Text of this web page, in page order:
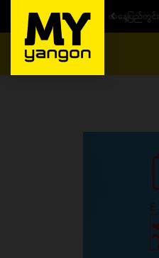
ယနေ့ပြည်တွင်း ၁